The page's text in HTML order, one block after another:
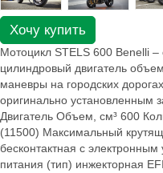
Хочу купить
Мотоцикл STELS 600 Benelli
цилиндровый двигатель
маневры на городских
оригинально установленным
Двигатель Объем, см³ 600
(11500) Максимальный
бесконтактная с
питания (тип) инжекторная